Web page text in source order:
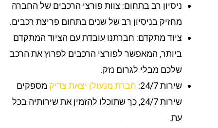
ניסיון רב בתחום: צוות פורצי הרכבים של החברה
מחזיק בניסיון רב של שנים בתחום פריצת רכבים.
ציוד מתקדם: חברתנו עובדת עם הציוד המתקדם
ביותר, המאפשר לפורצי הרכבים לפרוץ את הרכב
שלכם מבלי לגרום נזק.
שירות 24/7:
חברת מנעולן יצאת צדיק מספקים
שירות 24/7, כך שתוכלו להזמין את שירותיה בכל